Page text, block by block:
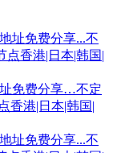
址免费分享…不定
香港|日本|韩国|